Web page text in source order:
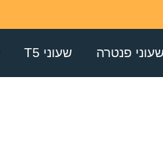
פנטרה שעוני T5